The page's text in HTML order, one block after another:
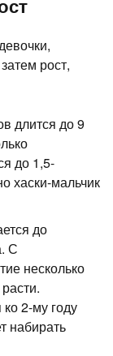
рост,
длится до 9
до 1,5-
хаски-мальчик
до
С
несколько
2-му году
набирать